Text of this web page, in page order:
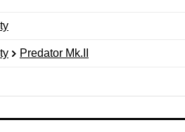
Predator Mk.II